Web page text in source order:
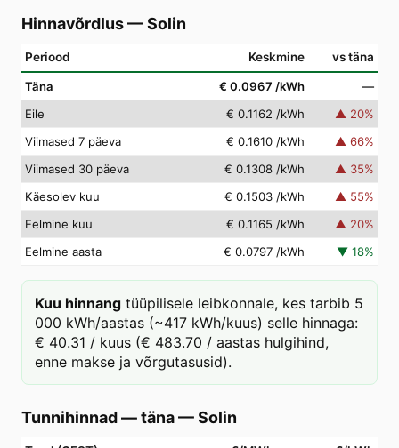
Hinnavõrdlus—Solin
Periood Keskmine vs täna
Täna € 0.0967 /kWh
—
Eile
€ 0.1162 /kWh ▲ 20%
Viimased 7 päeva
€ 0.1610 /kWh ▲ 66%
Viimased 30 päeva
€ 0.1308 /kWh ▲ 35%
Käesolev kuu
€ 0.1503 /kWh ▲ 55%
Eelmine kuu
€ 0.1165 /kWh ▲ 20%
Eelmine aasta
€ 0.0797 /kWh ▼ 18%
Kuu hinnang tüüpilisele leibkonnale, kes tarbib 5
000 kWh/aastas (~417 kWh/kuus) selle hinnaga:
€ 40.31 / kuus (€ 483.70 / aastas hulgihind,
enne makse ja võrgutasusid).
Tunnihinnad — täna—Solin